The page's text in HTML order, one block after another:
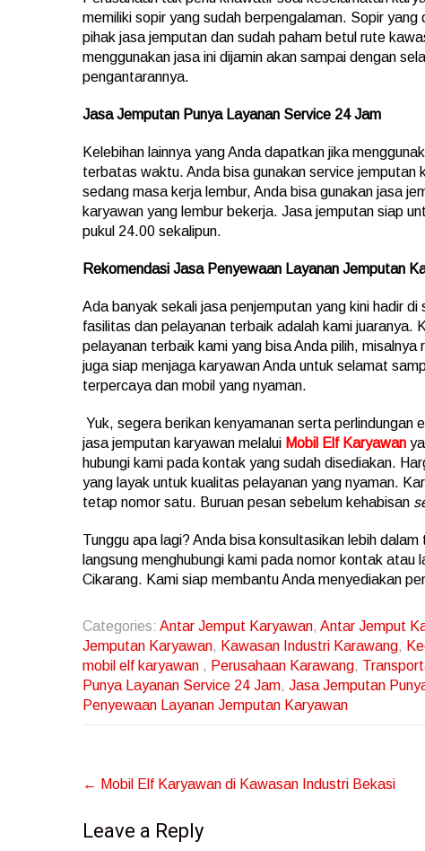
memiliki sopir yang sudah berpengalaman. Sopir
pihak jasa jemputan dan sudah paham betul rute
menggunakan jasa ini dijamin akan sampai dengan
pengantarannya.
Jasa Jemputan Punya Layanan Service 24 Jam
Kelebihan lainnya yang Anda dapatkan jika
terbatas waktu. Anda bisa gunakan service jemputan
sedang masa kerja lembur, Anda bisa gunakan jasa
karyawan yang lembur bekerja. Jasa jemputan siap
pukul 24.00 sekalipun.
Rekomendasi Jasa Penyewaan Layanan Jemputan
Ada banyak sekali jasa penjemputan yang kini hadir
fasilitas dan pelayanan terbaik adalah kami juaranya.
pelayanan terbaik kami yang bisa Anda pilih,
juga siap menjaga karyawan Anda untuk selamat
terpercaya dan mobil yang nyaman.
Yuk, segera berikan kenyamanan serta
jasa jemputan karyawan melalui Mobil Elf Karyawan
hubungi kami pada kontak yang sudah disediakan.
yang layak untuk kualitas pelayanan yang nyaman.
tetap nomor satu. Buruan pesan sebelum kehabisan
Tunggu apa lagi? Anda bisa konsultasikan lebih
langsung menghubungi kami pada nomor kontak
Cikarang. Kami siap membantu Anda menyediakan
Categories: Antar Jemput Karyawan, Antar Jemput
Jemputan Karyawan, Kawasan Industri Karawang,
mobil elf karyawan , Perusahaan Karawang,
Punya Layanan Service 24 Jam, Jasa Jemputan
Penyewaan Layanan Jemputan Karyawan
Post
← Mobil Elf Karyawan di Kawasan Industri Bekasi
Leave a Reply